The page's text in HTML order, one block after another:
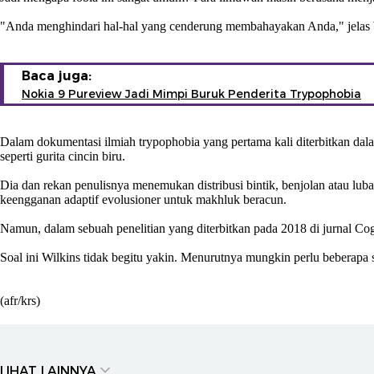
"Anda menghindari hal-hal yang cenderung membahayakan Anda,"
Baca juga:
Nokia 9 Pureview Jadi Mimpi Buruk Penderita Trypophobia
Dalam dokumentasi ilmiah trypophobia yang pertama kali diterbitkan
seperti gurita cincin biru.
Dia dan rekan penulisnya menemukan distribusi bintik, benjolan atau
keengganan adaptif evolusioner untuk makhluk beracun.
Namun, dalam sebuah penelitian yang diterbitkan pada 2018 di jurnal
Soal ini Wilkins tidak begitu yakin. Menurutnya mungkin perlu beberapa
(afr/krs)